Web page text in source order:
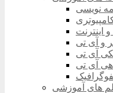
نویسی
اینترنت
و آی تی
آی تی
آی تی
های آموزشی